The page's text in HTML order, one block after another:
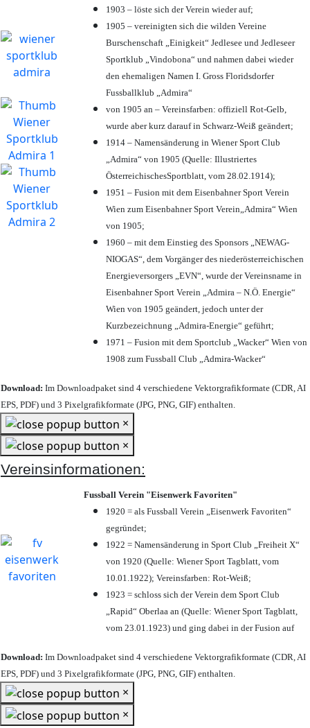
1903 – löste sich der Verein wieder auf;
1905 – vereinigten sich die wilden Vereine
Burschenschaft „Einigkeit“ Jedlesee und Jedleseer
Sportklub „Vindobona“ und nahmen dabei wieder
den ehemaligen Namen I. Gross Floridsdorfer
Fussballklub „Admira“
von 1905 an – Vereinsfarben: offiziell Rot-Gelb,
wurde aber kurz darauf in Schwarz-Weiß geändert;
1914 – Namensänderung in Wiener Sport Club
„Admira“ von 1905 (Quelle: Illustriertes
ÖsterreichischesSportblatt, vom 28.02.1914);
1951 – Fusion mit dem Eisenbahner Sport Verein
Wien zum Eisenbahner Sport Verein„Admira“ Wien
von 1905;
1960 – mit dem Einstieg des Sponsors „NEWAG-
NIOGAS“, dem Vorgänger des niederösterreichischen
Energieversorgers „EVN“, wurde der Vereinsname in
Eisenbahner Sport Verein „Admira – N.Ö. Energie“
Wien von 1905 geändert, jedoch unter der
Kurzbezeichnung „Admira-Energie“ geführt;
1971 – Fusion mit dem Sportclub „Wacker“ Wien von
1908 zum Fussball Club „Admira-Wacker“
Download: Im Downloadpaket sind 4 verschiedene Vektorgrafikformate (CDR, AI
EPS, PDF) und 3 Pixelgrafikformate (JPG, PNG, GIF) enthalten.
×
×
Vereinsinformationen:
Fussball Verein "Eisenwerk Favoriten"
1920 = als Fussball Verein „Eisenwerk Favoriten“
gegründet;
1922 = Namensänderung in Sport Club „Freiheit X“
von 1920 (Quelle: Wiener Sport Tagblatt, vom
10.01.1922); Vereinsfarben: Rot-Weiß;
1923 = schloss sich der Verein dem Sport Club
„Rapid“ Oberlaa an (Quelle: Wiener Sport Tagblatt,
vom 23.01.1923) und ging dabei in der Fusion auf
Download: Im Downloadpaket sind 4 verschiedene Vektorgrafikformate (CDR, AI
EPS, PDF) und 3 Pixelgrafikformate (JPG, PNG, GIF) enthalten.
×
×